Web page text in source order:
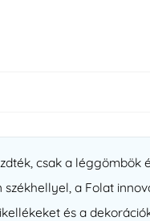
csak a léggömbök
a Folat
és a